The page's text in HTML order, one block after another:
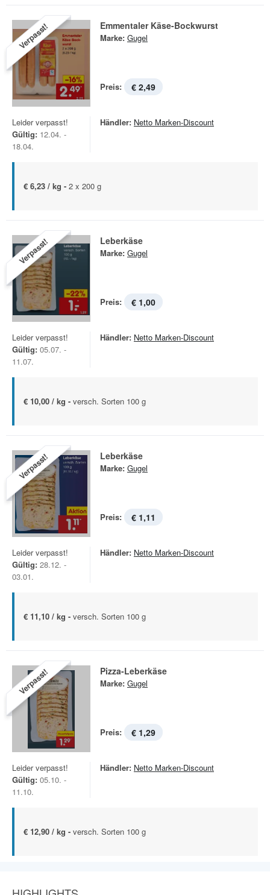
Verpasst! Emmentaler Käse-Bockwurst
Marke: Gugel
Preis: € 2,49
Leider verpasst!
Gültig: 12.04. -
18.04.
Händler: Netto Marken-Discount
€ 6,23 / kg - 2 x 200 g
Verpasst! Leberkäse
Marke: Gugel
Preis: € 1,00
Leider verpasst!
Gültig: 05.07. -
11.07.
Händler: Netto Marken-Discount
€ 10,00 / kg - versch. Sorten 100 g
Verpasst! Leberkäse
Marke: Gugel
Preis: € 1,11
Leider verpasst!
Gültig: 28.12. -
03.01.
Händler: Netto Marken-Discount
€ 11,10 / kg - versch. Sorten 100 g
Verpasst! Pizza-Leberkäse
Marke: Gugel
Preis: € 1,29
Leider verpasst!
Gültig: 05.10. -
11.10.
Händler: Netto Marken-Discount
€ 12,90 / kg - versch. Sorten 100 g